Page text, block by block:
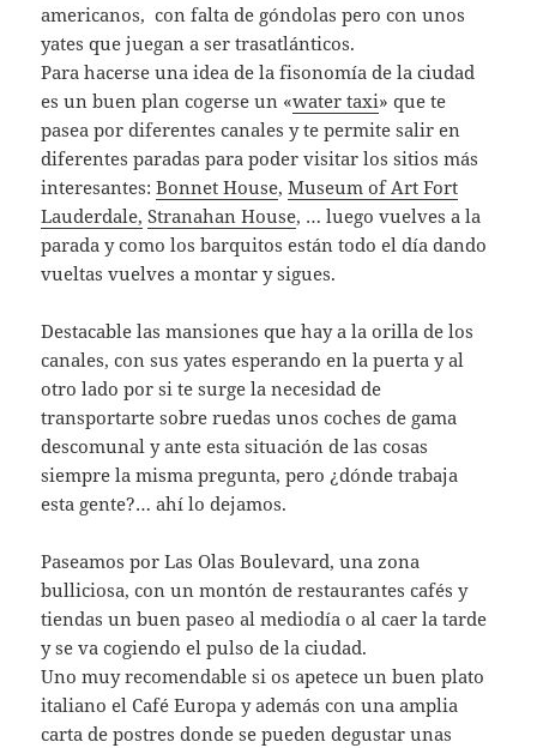
americanos, con falta de góndolas pero con unos
yates que juegan a ser trasatlánticos.
Para hacerse una idea de la fisonomía de la ciudad
es un buen plan cogerse un «water taxi» que te
pasea por diferentes canales y te permite salir en
diferentes paradas para poder visitar los sitios más
interesantes:Bonnet House,Museum of Art Fort
Lauderdale, Stranahan House, … luego vuelves a la
parada y como los barquitos están todo el día dando
vueltas vuelves a montar y sigues.
Destacable las mansiones que hay a la orilla de los
canales, con sus yates esperando en la puerta y al
otro lado por si te surge la necesidad de
transportarte sobre ruedas unos coches de gama
descomunal y ante esta situación de las cosas
siempre la misma pregunta, pero ¿dónde trabaja
esta gente?… ahí lo dejamos.
Paseamos por Las Olas Boulevard, una zona
bulliciosa, con un montón de restaurantes cafés y
tiendas un buen paseo al mediodía o al caer la tarde
y se va cogiendo el pulso de la ciudad.
Uno muy recomendable si os apetece un buen plato
italiano el Café Europa y además con una amplia
carta de postres donde se pueden degustar unas